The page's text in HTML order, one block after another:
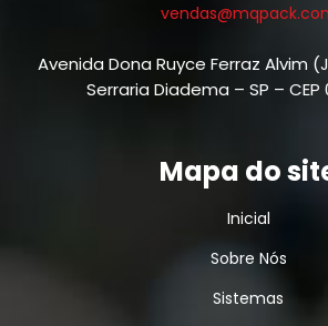
Avenida Dona Ruyce Ferraz Alvim
Serraria Diadema – SP – CEP
Mapa do
Inicial
Sobre Nós
Sistemas